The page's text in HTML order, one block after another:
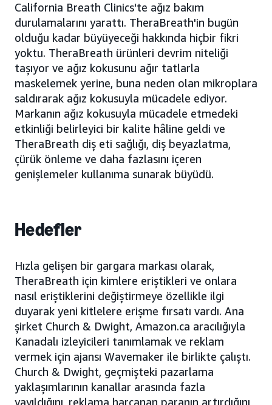
California Breath Clinics'te ağız bakım
durulamalarını yarattı. TheraBreath'in bugün
olduğu kadar büyüyeceği hakkında hiçbir fikri
yoktu. TheraBreath ürünleri devrim niteliği
taşıyor ve ağız kokusunu ağır tatlarla
maskelemek yerine, buna neden olan mikroplara
saldırarak ağız kokusuyla mücadele ediyor.
Markanın ağız kokusuyla mücadele etmedeki
etkinliği belirleyici bir kalite hâline geldi ve
TheraBreath diş eti sağlığı, diş beyazlatma,
çürük önleme ve daha fazlasını içeren
genişlemeler kullanıma sunarak büyüdü.
Hedefler
Hızla gelişen bir gargara markası olarak,
TheraBreath için kimlere eriştikleri ve onlara
nasıl eriştiklerini değiştirmeye özellikle ilgi
duyarak yeni kitlelere erişme fırsatı vardı. Ana
şirket Church & Dwight, Amazon.ca aracılığıyla
Kanadalı izleyicileri tanımlamak ve reklam
vermek için ajansı Wavemaker ile birlikte çalıştı.
Church & Dwight, geçmişteki pazarlama
yaklaşımlarının kanallar arasında fazla
yayıldığını, reklama harcanan paranın artırdığını,